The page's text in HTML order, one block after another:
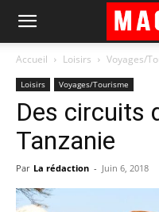
Accueil Loisirs Voyages/
Loisirs Voyages/Tourisme
Des circuits
Tanzanie
Par La rédaction - Juin 6, 2018